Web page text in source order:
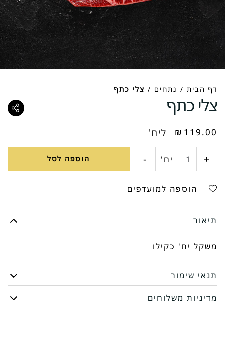
דף הבית / נתחים / צלי כתף
צלי כתף
₪ 119.00 ליח'
+ כמות
כתף
יח' - הוספה לסל
הוספה למועדפים
תיאור
משקל יח' כקילו
תנאי שימור
מדיניות משלוחים